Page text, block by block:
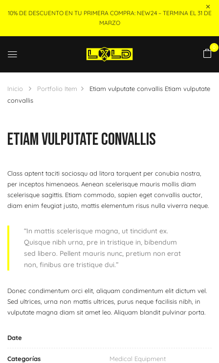
10% DE DESCUENTO EN TU PRIMERA COMPRA: NEW24 – TERMINA EL 31 DE
MARZO
0
Inicio Portfolio Item Etiam vulputate convallis Etiam vulputate
convallis
Etiam Vulputate Convallis
Class aptent taciti sociosqu ad litora torquent per conubia nostra,
per inceptos himenaeos. Aenean scelerisque mauris mollis diam
scelerisque sagittis. Etiam commodo, sapien eget convallis auctor,
diam enim feugiat justo, mattis elementum risus nulla viverra neque.
“In mattis scelerisque magna, ut tincidunt ex.
Quisque nibh urna, pre in tristique in, bibendum
sed libero. Pellent mauris nunc, pretium non erat
non, finibus are tristique dui.”
Donec condimentum orci elit, aliquam condimentum elit dictum vel.
Sed ultrices, urna non mattis ultrices, purus neque facilisis nibh, in
vulputate magna diam sit amet leo. Aliquam blandit pulvinar porta.
Date
Categorías Medical Equipment